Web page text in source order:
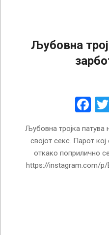
Љубовна
Љубовна тројка патува
својот секс. Парот
откако поприлично
https://instagram.com/p/